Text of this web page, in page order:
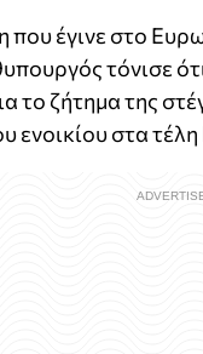
που έγινε στο
τόνισε
το ζήτημα της
ενοικίου στα